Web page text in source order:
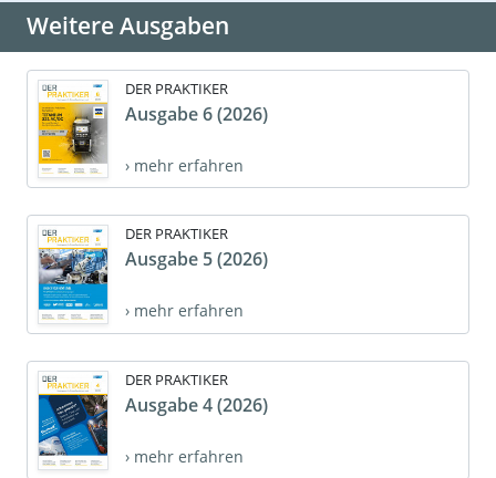
Weitere Ausgaben
DER PRAKTIKER
Ausgabe 6 (2026)
› mehr erfahren
DER PRAKTIKER
Ausgabe 5 (2026)
› mehr erfahren
DER PRAKTIKER
Ausgabe 4 (2026)
› mehr erfahren